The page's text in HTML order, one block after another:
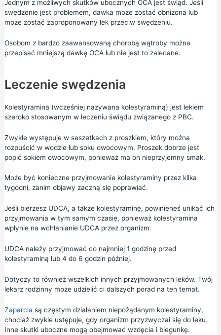
Jednym z możliwych skutków ubocznych OCA jest świąd. Jeśli
swędzenie jest problemem, dawka może zostać obniżona lub
może zostać zaproponowany lek przeciw swędzeniu.
Osobom z bardzo zaawansowaną chorobą wątroby można
przepisać mniejszą dawkę OCA lub nie jest to zalecane.
Leczenie swędzenia
Kolestyramina (wcześniej nazywana kolestyraminą) jest lekiem
szeroko stosowanym w leczeniu świądu związanego z PBC.
Zwykle występuje w saszetkach z proszkiem, który można
rozpuścić w wodzie lub soku owocowym. Proszek dobrze jest
popić sokiem owocowym, ponieważ ma on nieprzyjemny smak.
Może być konieczne przyjmowanie kolestyraminy przez kilka
tygodni, zanim objawy zaczną się poprawiać.
Jeśli bierzesz UDCA, a także kolestyraminę, powinieneś unikać ich
przyjmowania w tym samym czasie, ponieważ kolestyramina
wpłynie na wchłanianie UDCA przez organizm.
UDCA należy przyjmować co najmniej 1 godzinę przed
kolestyraminą lub 4 do 6 godzin później.
Dotyczy to również wszelkich innych przyjmowanych leków. Twój
lekarz rodzinny może udzielić ci dalszych porad na ten temat.
Zaparcia są częstym działaniem niepożądanym kolestyraminy,
chociaż zwykle ustępuje, gdy organizm przyzwyczai się do leku.
Inne skutki uboczne mogą obejmować wzdęcia i biegunkę.